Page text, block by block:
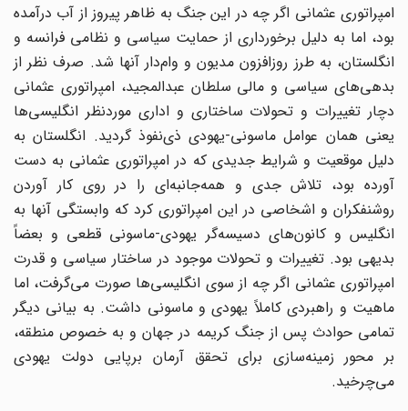
امپراتوری عثمانی اگر چه در این جنگ به ظاهر پیروز از آب درآمده
بود، اما به دلیل برخورداری از حمایت سیاسی و نظامی فرانسه و
انگلستان، به طرز روزافزون مدیون و وام‌دار آنها شد. صرف نظر از
بدهی‌های سیاسی و مالی سلطان عبدالمجید، امپراتوری عثمانی
دچار تغییرات و تحولات ساختاری و اداری موردنظر انگلیسی‌ها
یعنی همان عوامل ماسونی-یهودی ذی‌نفوذ گردید. انگلستان به
دلیل موقعیت و شرایط جدیدی که در امپراتوری عثمانی به دست
آورده بود، تلاش جدی و همه‌جانبه‌ای را در روی کار آوردن
روشنفکران و اشخاصی در این امپراتوری کرد که وابستگی آنها به
انگلیس و کانون‌های دسیسه‌گر یهودی-ماسونی قطعی و بعضاً
بدیهی بود. تغییرات و تحولات موجود در ساختار سیاسی و قدرت
امپراتوری عثمانی اگر چه از سوی انگلیسی‌ها صورت می‌گرفت، اما
ماهیت و راهبردی کاملاً یهودی و ماسونی داشت. به بیانی دیگر
تمامی حوادث پس از جنگ کریمه در جهان و به خصوص منطقه،
بر محور زمینه‌سازی برای تحقق آرمان برپایی دولت یهودی
می‌چرخید.